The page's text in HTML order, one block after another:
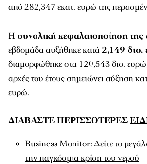
από 282,347 εκατ. ευρώ της
Η συνολική κεφαλαιοποίηση της
εβδομάδα αυξήθηκε κατά2,149 δισ.
διαμορφώθηκε στα 120,543 δισ.
αρχές του έτους σημειώνει αύξηση
ευρώ.
ΔΙΑΒΑΣΤΕ ΠΕΡΙΣΣΟΤΕΡΕΣ
Βusiness Monitor: Δείτε το
την παγκόσμια κρίση του νερού